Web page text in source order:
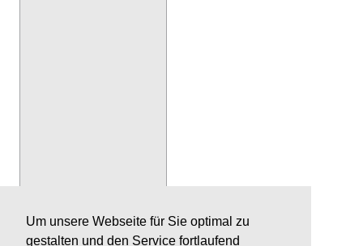
Um unsere Webseite für Sie optimal zu
gestalten und den Service fortlaufend